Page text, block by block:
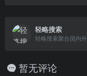
轻略搜索
暂无评论